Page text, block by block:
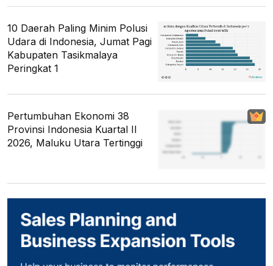
10 Daerah Paling Minim Polusi
Udara di Indonesia, Jumat Pagi
Kabupaten Tasikmalaya
Peringkat 1
Pertumbuhan Ekonomi 38
Provinsi Indonesia Kuartal II
2026, Maluku Utara Tertinggi